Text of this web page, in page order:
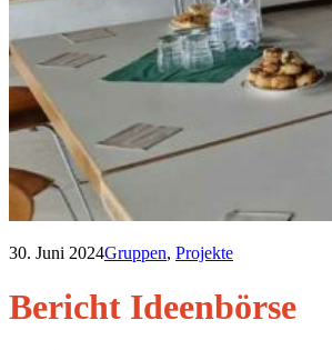
30. Juni 2024Gruppen, Projekte
Bericht Ideenbörse